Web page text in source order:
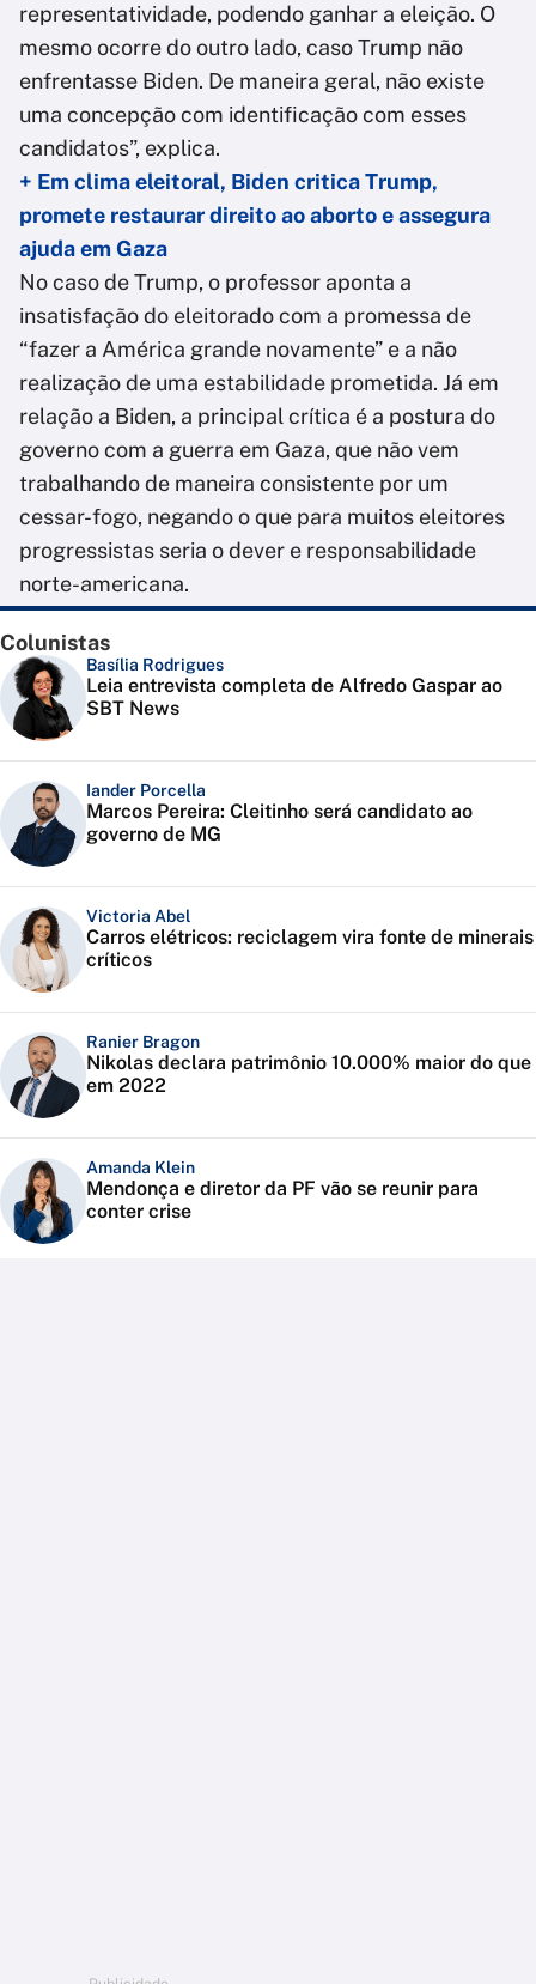
representatividade, podendo ganhar a eleição. O
mesmo ocorre do outro lado, caso Trump não
enfrentasse Biden. De maneira geral, não existe
uma concepção com identificação com esses
candidatos”, explica.
+ Em clima eleitoral, Biden critica Trump,
promete restaurar direito ao aborto e assegura
ajuda em Gaza
No caso de Trump, o professor aponta a
insatisfação do eleitorado com a promessa de
“fazer a América grande novamente” e a não
realização de uma estabilidade prometida. Já em
relação a Biden, a principal crítica é a postura do
governo com a guerra em Gaza, que não vem
trabalhando de maneira consistente por um
cessar-fogo, negando o que para muitos eleitores
progressistas seria o dever e responsabilidade
norte-americana.
Colunistas
Basília Rodrigues
Leia entrevista completa de Alfredo Gaspar ao
SBT News
Iander Porcella
Marcos Pereira: Cleitinho será candidato ao
governo de MG
Victoria Abel
Carros elétricos: reciclagem vira fonte de minerais
críticos
Ranier Bragon
Nikolas declara patrimônio 10.000% maior do que
em 2022
Amanda Klein
Mendonça e diretor da PF vão se reunir para
conter crise